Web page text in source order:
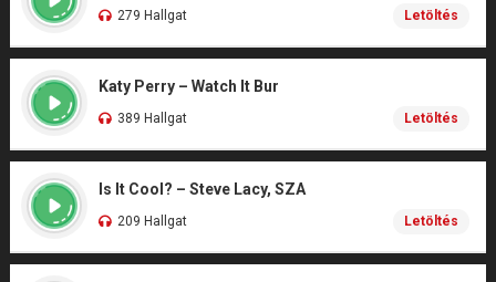
279 Hallgat Letöltés
Katy Perry – Watch It Bur
389 Hallgat Letöltés
Is It Cool? – Steve Lacy, SZA
209 Hallgat Letöltés